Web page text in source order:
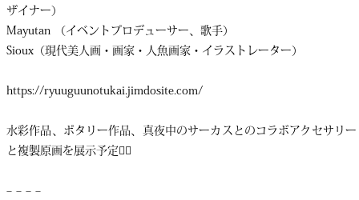
ザイナー）
Mayutan （イベントプロデューサー、歌手）
Sioux（現代美人画・画家・人魚画家・イラストレーター）
https://ryuuguunotukai.jimdosite.com/
水彩作品、ポタリー作品、真夜中のサーカスとのコラボアクセサリー
と複製原画を展示予定🧜‍♀️
– – – –